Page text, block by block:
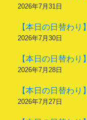
2026年7月31日
【本日の日替わり
2026年7月30日
【本日の日替わ
2026年7月28日
【本日の日替わり
2026年7月27日